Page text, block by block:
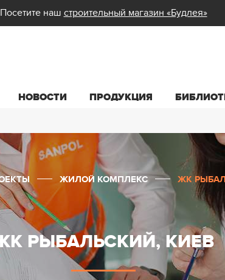
Посетите наш строительный магазин «Будлея»
НОВОСТИ ПРОДУКЦИЯ
РЫБАЛЬСКИЙ, КИЕВ
ЖИЛОЙ КОМПЛЕКС ЖК